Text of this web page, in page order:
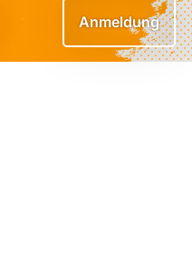
Anmeldung